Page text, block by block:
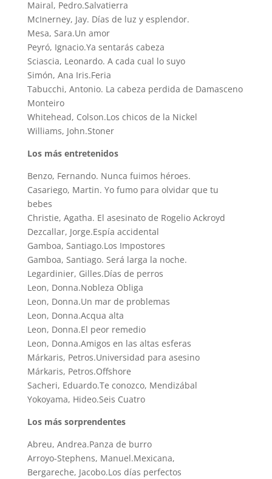
Mairal, Pedro.Salvatierra
McInerney, Jay. Días de luz y esplendor.
Mesa, Sara.Un amor
Peyró, Ignacio.Ya sentarás cabeza
Sciascia, Leonardo. A cada cual lo suyo
Simón, Ana Iris.Feria
Tabucchi, Antonio. La cabeza perdida de Damasceno
Monteiro
Whitehead, Colson.Los chicos de la Nickel
Williams, John.Stoner
Los más entretenidos
Benzo, Fernando. Nunca fuimos héroes.
Casariego, Martin. Yo fumo para olvidar que tu
bebes
Christie, Agatha. El asesinato de Rogelio Ackroyd
Dezcallar, Jorge.Espía accidental
Gamboa, Santiago.Los Impostores
Gamboa, Santiago. Será larga la noche.
Legardinier, Gilles.Días de perros
Leon, Donna.Nobleza Obliga
Leon, Donna.Un mar de problemas
Leon, Donna.Acqua alta
Leon, Donna.El peor remedio
Leon, Donna.Amigos en las altas esferas
Márkaris, Petros.Universidad para asesino
Márkaris, Petros.Offshore
Sacheri, Eduardo.Te conozco, Mendizábal
Yokoyama, Hideo.Seis Cuatro
Los más sorprendentes
Abreu, Andrea.Panza de burro
Arroyo-Stephens, Manuel.Mexicana,
Bergareche, Jacobo.Los días perfectos